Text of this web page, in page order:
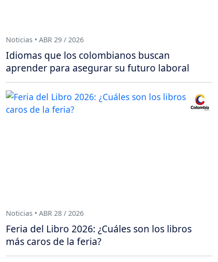
Noticias • ABR 29 / 2026
Idiomas que los colombianos buscan
aprender para asegurar su futuro laboral
Noticias • ABR 28 / 2026
Feria del Libro 2026: ¿Cuáles son los libros
más caros de la feria?